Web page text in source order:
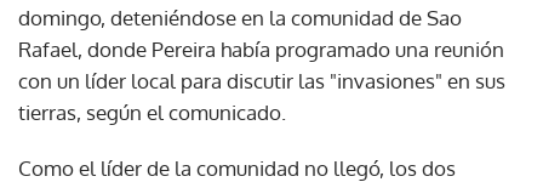
domingo, deteniéndose en la comunidad de Sao
Rafael, donde Pereira había programado una reunión
con un líder local para discutir las "invasiones" en sus
tierras, según el comunicado.
Como el líder de la comunidad no llegó, los dos